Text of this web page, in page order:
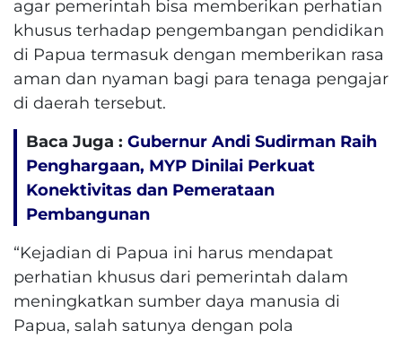
agar pemerintah bisa memberikan perhatian
khusus terhadap pengembangan pendidikan
di Papua termasuk dengan memberikan rasa
aman dan nyaman bagi para tenaga pengajar
di daerah tersebut.
Baca Juga : Gubernur Andi Sudirman Raih
Penghargaan, MYP Dinilai Perkuat
Konektivitas dan Pemerataan
Pembangunan
“Kejadian di Papua ini harus mendapat
perhatian khusus dari pemerintah dalam
meningkatkan sumber daya manusia di
Papua, salah satunya dengan pola